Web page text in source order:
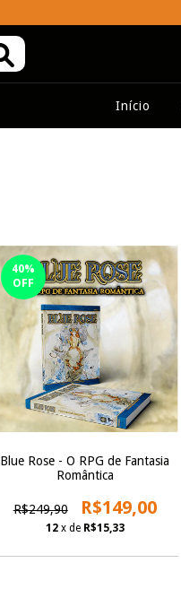
Início
40%
OFF
Blue Rose - O RPG de Fantasia
Romântica
R$249,90 R$149,00
12 x de R$15,33